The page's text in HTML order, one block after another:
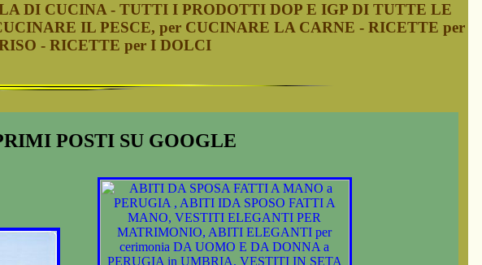
DI CUCINA - TUTTI I PRODOTTI DOP E IGP DI TUTTE LE
IL PESCE, per CUCINARE LA CARNE - RICETTE per
- RICETTE per I DOLCI
POSTI SU GOOGLE